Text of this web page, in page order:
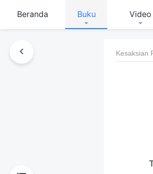
Beranda Buku Video
Kesaksian